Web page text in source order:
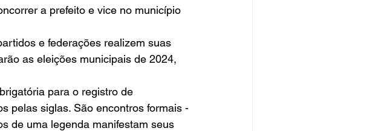
a prefeito e vice no município
e federações realizem suas
as eleições municipais de 2024,
para o registro de
pelas siglas. São encontros formais -
de uma legenda manifestam seus